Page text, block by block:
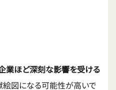
業ほど深刻な影響を受ける
絵図になる可能性が高いで